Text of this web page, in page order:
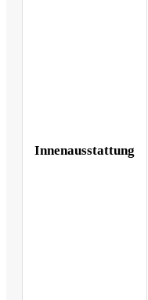
Innenausstattung